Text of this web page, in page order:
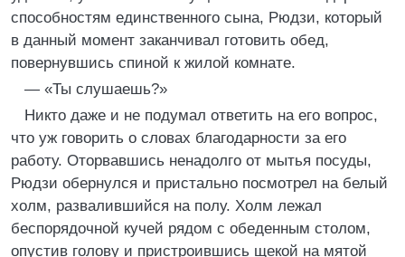
способностям единственного сына, Рюдзи, который
в данный момент заканчивал готовить обед,
повернувшись спиной к жилой комнате.
— «Ты слушаешь?»
Никто даже и не подумал ответить на его вопрос,
что уж говорить о словах благодарности за его
работу. Оторвавшись ненадолго от мытья посуды,
Рюдзи обернулся и пристально посмотрел на белый
холм, развалившийся на полу. Холм лежал
беспорядочной кучей рядом с обеденным столом,
опустив голову и пристроившись щекой на мятой